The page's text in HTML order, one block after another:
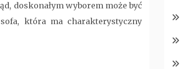
doskonałym wyborem może być
która ma charakterystyczny